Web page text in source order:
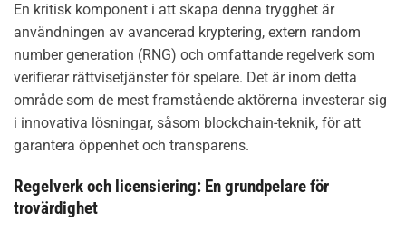
En kritisk komponent i att skapa denna trygghet är
användningen av avancerad kryptering, extern random
number generation (RNG) och omfattande regelverk som
verifierar rättvisetjänster för spelare. Det är inom detta
område som de mest framstående aktörerna investerar sig
i innovativa lösningar, såsom blockchain-teknik, för att
garantera öppenhet och transparens.
Regelverk och licensiering: En grundpelare för
trovärdighet